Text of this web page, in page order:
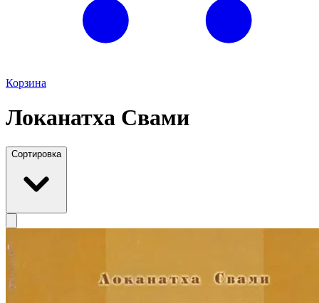
Корзина
Локанатха Свами
Сортировка